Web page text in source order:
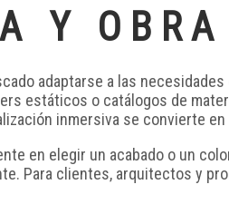
Y
adaptarse a las
estáticos o catálogos de
inmersiva se convierte
en elegir un acabado o un
Para clientes, arquitectos y